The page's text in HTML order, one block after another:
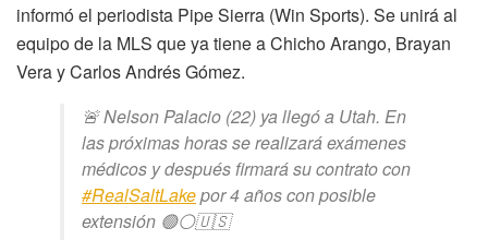
informó el periodista Pipe Sierra (Win Sports). Se unirá al
equipo de la MLS que ya tiene a Chicho Arango, Brayan
Vera y Carlos Andrés Gómez.
🚨 Nelson Palacio (22) ya llegó a Utah. En
las próximas horas se realizará exámenes
médicos y después firmará su contrato con
#RealSaltLakepor 4 años con posible
extensión 🟢⚪️🇺🇸